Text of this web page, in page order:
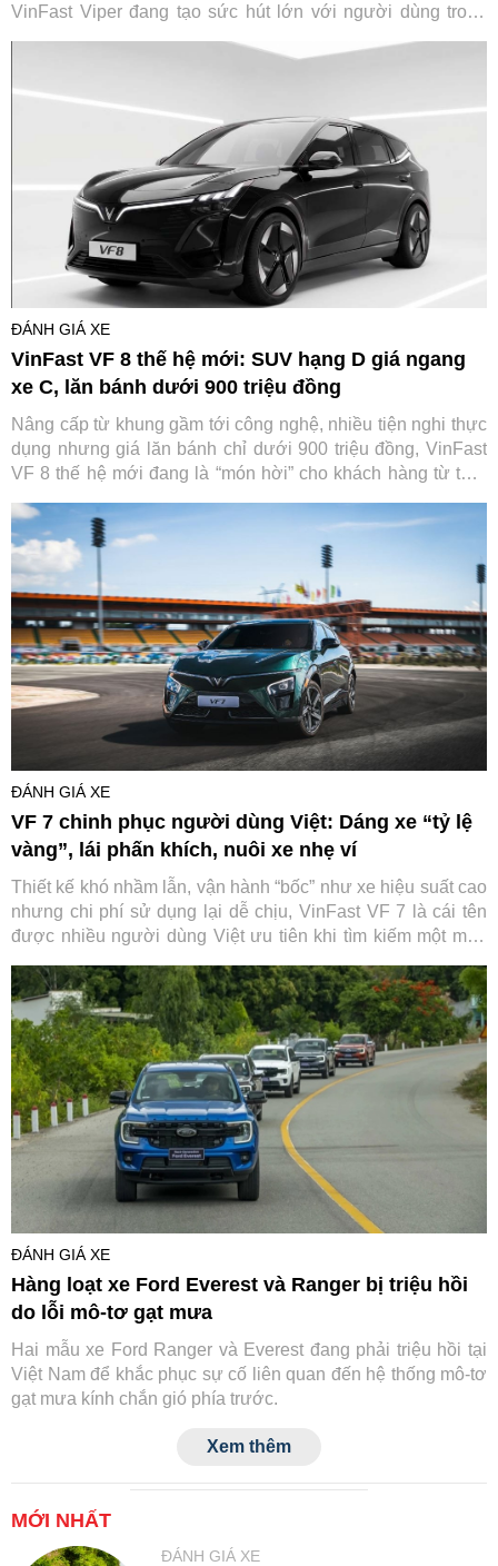
VinFast Viper đang tạo sức hút lớn với người dùng trong
ĐÁNH GIÁ XE
VinFast VF 8 thế hệ mới: SUV hạng D giá ngang
xe C, lăn bánh dưới 900 triệu đồng
Nâng cấp từ khung gầm tới công nghệ, nhiều tiện nghi thực
dụng nhưng giá lăn bánh chỉ dưới 900 triệu đồng, VinFast
VF 8 thế hệ mới đang là “món hời” cho khách hàng từ thời
ĐÁNH GIÁ XE
VF 7 chinh phục người dùng Việt: Dáng xe “tỷ lệ
vàng”, lái phấn khích, nuôi xe nhẹ ví
Thiết kế khó nhầm lẫn, vận hành “bốc” như xe hiệu suất cao
nhưng chi phí sử dụng lại dễ chịu, VinFast VF 7 là cái tên
được nhiều người dùng Việt ưu tiên khi tìm kiếm một mẫu
ĐÁNH GIÁ XE
Hàng loạt xe Ford Everest và Ranger bị triệu hồi
do lỗi mô-tơ gạt mưa
Hai mẫu xe Ford Ranger và Everest đang phải triệu hồi tại
Việt Nam để khắc phục sự cố liên quan đến hệ thống mô-tơ
gạt mưa kính chắn gió phía trước.
Xem thêm
MỚI NHẤT
ĐÁNH GIÁ XE